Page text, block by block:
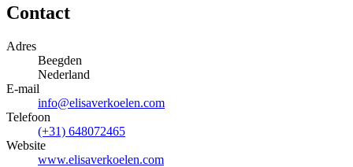
Contact
Adres
Beegden
Nederland
E-mail
info@elisaverkoelen.com
Telefoon
(+31) 648072465
Website
www.elisaverkoelen.com